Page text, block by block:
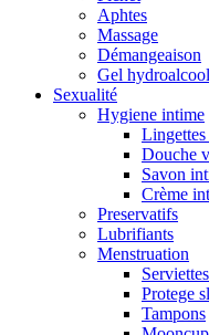
Aphtes
Massage
Démangeaison
Gel
Sexualité
Hygiene intime
Douche
Savon
Crème
Preservatifs
Lubrifiants
Menstruation
Protege
Tampons